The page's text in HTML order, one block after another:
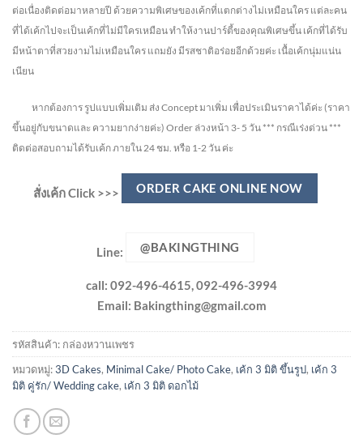
ต่อเนื่องติดต่อมาหลายปี ด้วยความพิเศษของเค้กที่แตกต่างไม่เหมือนใคร แต่ละคน
ที่ได้เค้กไปจะเป็นเค้กที่ไม่มีใครเหมือน ทำให้งานปาร์ตี้ของคุณพิเศษขึ้น เค้กที่ได้รับ
มีหน้าตาที่สวยงามไม่เหมือนใคร แถมยัง มีรสชาติอร่อยอีกด้วยค่ะ เนื้อเค้กนุ่มแน่น
เนียน
หากต้องการ รูปแบบเพิ่มเติม ส่ง Concept มาเพิ่ม เพื่อประเมินราคาได้ค่ะ (ราคา
ขึ้นอยู่กับขนาดและ ความยากง่ายค่ะ) Order ล่วงหน้า 3- 5 วัน *** กรณีเร่งด่วน ***
ติดต่อสอบถามได้รับเค้ก ภายใน 24 ชม. หรือ 1-2 วัน ค่ะ
สั่งเค้ก Click >>> ORDER CAKE ONLINE NOW
Line: @BAKINGTHING
call: 092-496-4615, 092-496-3994
Email: Bakingthing@gmail.com
รหัสสินค้า: กล่องหวานเพชร
หมวดหมู่:3D Cakes, Minimal Cake/ Photo Cake, เค้ก 3 มิติ ขึ้นรูป, เค้ก 3
มิติ คู่รัก/ Wedding cake, เค้ก 3 มิติ ดอกไม้